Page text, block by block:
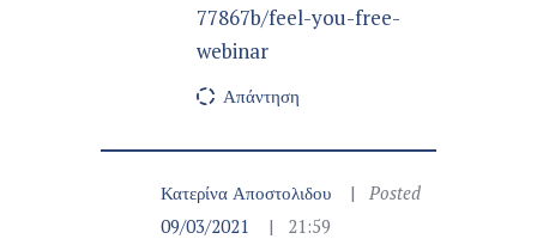
77867b/feel-you-free-
webinar
Απάντηση
Κατερίνα Αποστολιδου
Posted
09/03/2021
21:59